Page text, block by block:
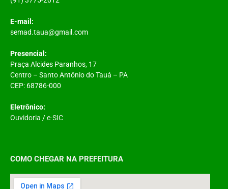
E-mail:
semad.taua@gmail.com
Presencial:
Praça Alcides Paranhos, 17
Centro – Santo Antônio do Tauá – PA
CEP: 68786-000
Eletrônico:
Ouvidoria /e-SIC
COMO CHEGAR NA PREFEITURA